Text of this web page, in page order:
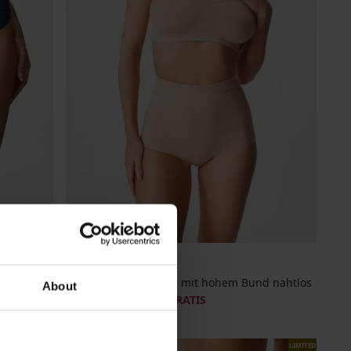
About
3+1 GRATIS
Klassischer Slip Flexi mit hohem Bund nahtlos
3+1 GRATIS
LIMITED